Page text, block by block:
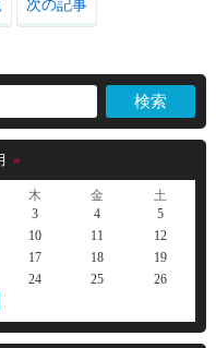
次の記事
»
木 金
土
3 4
5
10 11
12
17 18
19
24 25
26